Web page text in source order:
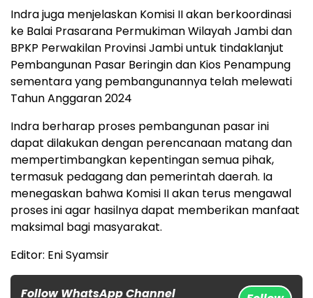
Indra juga menjelaskan Komisi II akan berkoordinasi
ke Balai Prasarana Permukiman Wilayah Jambi dan
BPKP Perwakilan Provinsi Jambi untuk tindaklanjut
Pembangunan Pasar Beringin dan Kios Penampung
sementara yang pembangunannya telah melewati
Tahun Anggaran 2024
Indra berharap proses pembangunan pasar ini
dapat dilakukan dengan perencanaan matang dan
mempertimbangkan kepentingan semua pihak,
termasuk pedagang dan pemerintah daerah. Ia
menegaskan bahwa Komisi II akan terus mengawal
proses ini agar hasilnya dapat memberikan manfaat
maksimal bagi masyarakat.
Editor: Eni Syamsir
Follow WhatsApp Channel